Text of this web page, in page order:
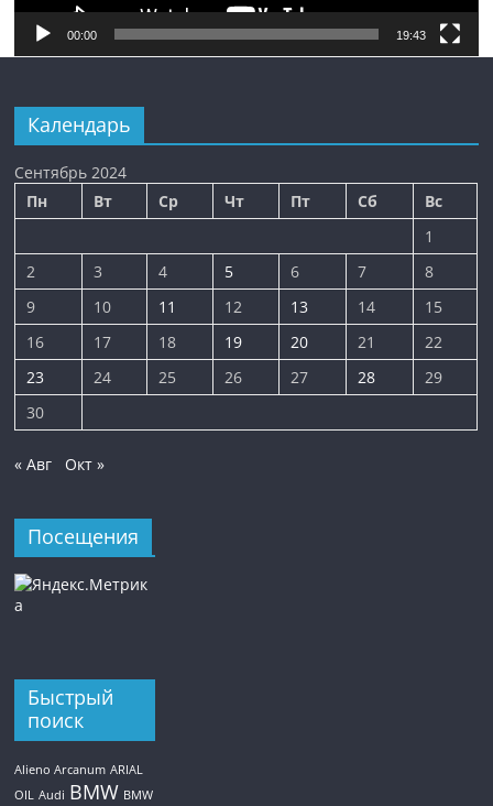
00:00 19:43
Календарь
Сентябрь 2024
Пн
Вт Ср Чт Пт Сб
Вс
1
2
3 4 5 6 7
8
9
10 11 12 13 14
15
16
17 18 19 20 21
22
23
24 25 26 27 28
29
30
« Авг Окт »
Посещения
Быстрый
поиск
Alieno Arcanum ARIAL
OIL Audi BMW BMW